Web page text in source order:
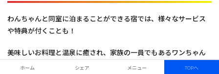
わんちゃんと同室に泊まることができる宿では、様々なサービス
や特典が付くことも！
美味しいお料理と温泉に癒され、家族の一員でもあるワンちゃん
と最高の思い出作りとなる「温泉旅行」を是非お楽しみください
ホーム シェア メニュー TOPへ